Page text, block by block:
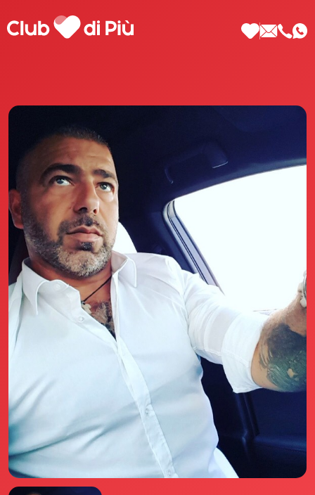
Scopri Club di Più
Le testimonianze Club di Più
La fondatrice Valeria Pilla
Annunci Donne
Agenzia matrimoniale Club di Più
Love Notebook
Il libro Donna di Cuori
Quanto costa Club di Più
Love Academy
Domande Frequenti
Impegno Sociale
Le nostre sedi
Facebook
YouTube